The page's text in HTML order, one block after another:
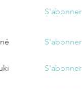
S'abonner
S'abonner
S'abonner